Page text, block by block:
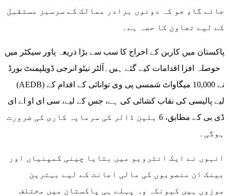
جائے گا، جو کہ دونوں برادر ممالک کے سرسبز مستقبل
کے لیے تعاون کا حصہ ہے۔
پاکستان میں کاربن کے اخراج کا سب سے بڑا ذریعہ پاور سیکٹر میں
حوصلہ افزا اقدامات کیے گئے ہیں۔آلٹر نیٹو انرجی ڈویلپمنٹ بورڈ
(AEDB) نے 10,000 میگاواٹ شمسی پی وی توانائی کے اقدام کے
لیے پالیسی کی نقاب کشائی کی ہے، جس کے لیے، سی ای او اے ای
ڈی بی کے مطابق، 6 بلین ڈالر کی سرمایہ کاری کی ضرورت
ہوگی۔
انہوں نے ایک انٹرویو میں بتایا چینی کمپنیاں اور
بینک ان منصوبوں کی مالی اعانت کے لیے بہترین
موزوں ہیں کیونکہ وہ پہلے ہی پاکستان میں مختلف